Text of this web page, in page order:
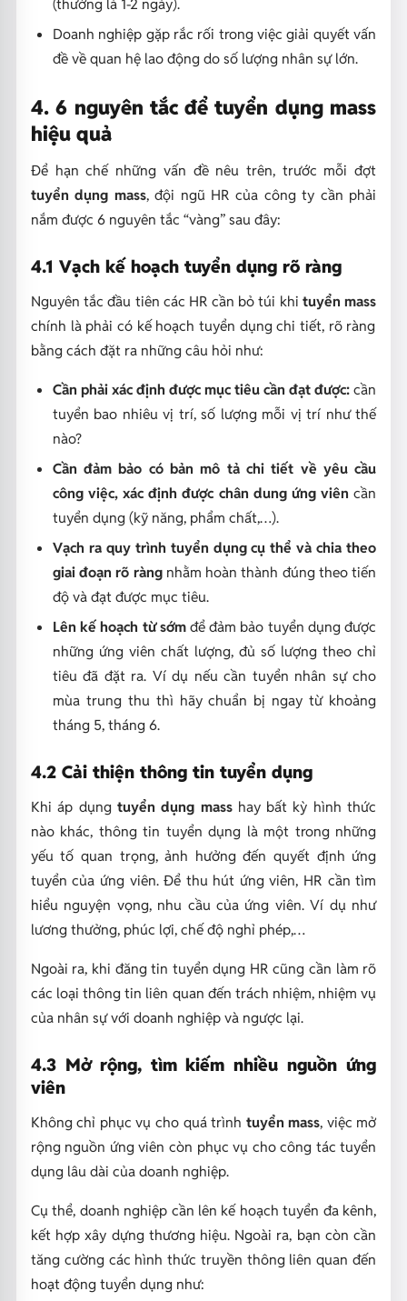
Doanh nghiệp gặp rắc rối trong việc giải quyết vấn
đề về quan hệ lao động do số lượng nhân sự lớn.
4. 6 nguyên tắc để tuyển dụng mass
hiệu quả
Để hạn chế những vấn đề nêu trên, trước mỗi đợt
tuyển dụng mass, đội ngũ HR của công ty cần phải
nắm được 6 nguyên tắc “vàng” sau đây:
4.1 Vạch kế hoạch tuyển dụng rõ ràng
Nguyên tắc đầu tiên các HR cần bỏ túi khi tuyển mass
chính là phải có kế hoạch tuyển dụng chi tiết, rõ ràng
bằng cách đặt ra những câu hỏi như:
Cần phải xác định được mục tiêu cần đạt được: cần
tuyển bao nhiêu vị trí, số lượng mỗi vị trí như thế
nào?
Cần đảm bảo có bản mô tả chi tiết về yêu cầu
công việc, xác định được chân dung ứng viên cần
tuyển dụng (kỹ năng, phẩm chất,…).
Vạch ra quy trình tuyển dụng cụ thể và chia theo
giai đoạn rõ ràng nhằm hoàn thành đúng theo tiến
độ và đạt được mục tiêu.
Lên kế hoạch từ sớmđể đảm bảo tuyển dụng được
những ứng viên chất lượng, đủ số lượng theo chỉ
tiêu đã đặt ra. Ví dụ nếu cần tuyển nhân sự cho
mùa trung thu thì hãy chuẩn bị ngay từ khoảng
tháng 5, tháng 6.
4.2 Cải thiện thông tin tuyển dụng
Khi áp dụng tuyển dụng mass hay bất kỳ hình thức
nào khác, thông tin tuyển dụng là một trong những
yếu tố quan trọng, ảnh hưởng đến quyết định ứng
tuyển của ứng viên. Để thu hút ứng viên, HR cần tìm
hiểu nguyện vọng, nhu cầu của ứng viên. Ví dụ như
lương thưởng, phúc lợi, chế độ nghỉ phép,…
Ngoài ra, khi đăng tin tuyển dụng HR cũng cần làm rõ
các loại thông tin liên quan đến trách nhiệm, nhiệm vụ
của nhân sự với doanh nghiệp và ngược lại.
4.3 Mở rộng, tìm kiếm nhiều nguồn ứng
viên
Không chỉ phục vụ cho quá trình tuyển mass, việc mở
rộng nguồn ứng viên còn phục vụ cho công tác tuyển
dụng lâu dài của doanh nghiệp.
Cụ thể, doanh nghiệp cần lên kế hoạch tuyển đa kênh,
kết hợp xây dựng thương hiệu. Ngoài ra, bạn còn cần
tăng cường các hình thức truyền thông liên quan đến
hoạt động tuyển dụng như: